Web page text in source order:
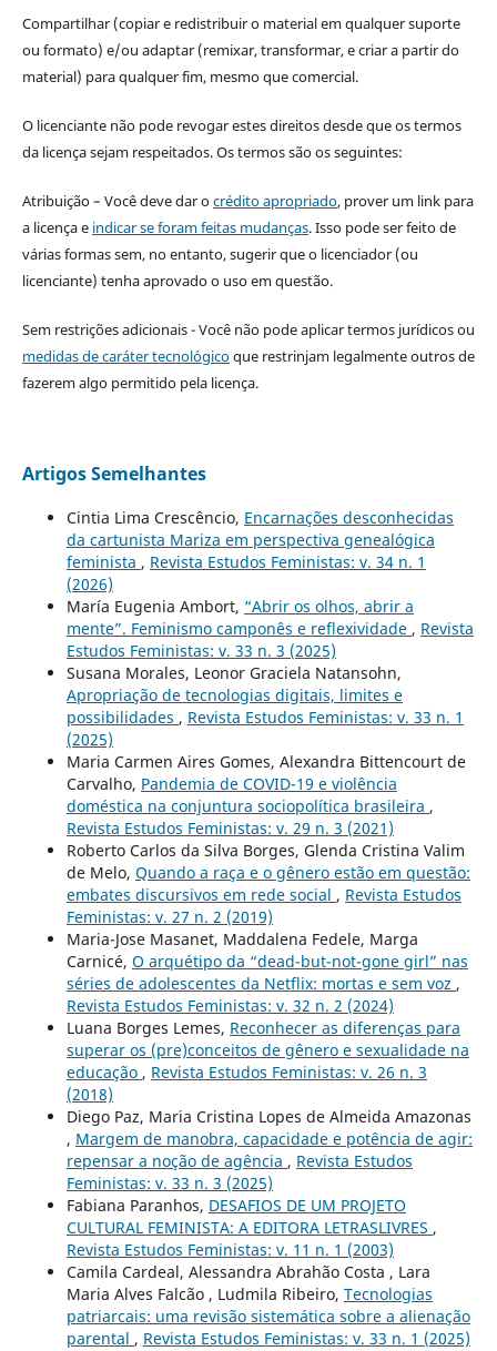
Compartilhar (copiar e redistribuir o material em qualquer suporte
ou formato) e/ou adaptar (remixar, transformar, e criar a partir do
material) para qualquer fim, mesmo que comercial.
O licenciante não pode revogar estes direitos desde que os termos
da licença sejam respeitados. Os termos são os seguintes:
Atribuição – Você deve dar ocrédito apropriado, prover um link para
a licença e indicar se foram feitas mudanças. Isso pode ser feito de
várias formas sem, no entanto, sugerir que o licenciador (ou
licenciante) tenha aprovado o uso em questão.
Sem restrições adicionais - Você não pode aplicar termos jurídicos ou
medidas de caráter tecnológicoque restrinjam legalmente outros de
fazerem algo permitido pela licença.
Artigos Semelhantes
Cintia Lima Crescêncio, Encarnações desconhecidas
da cartunista Mariza em perspectiva genealógica
feminista , Revista Estudos Feministas: v. 34 n. 1
(2026)
María Eugenia Ambort, “Abrir os olhos, abrir a
mente”. Feminismo camponês e reflexividade , Revista
Estudos Feministas: v. 33 n. 3 (2025)
Susana Morales, Leonor Graciela Natansohn,
Apropriação de tecnologias digitais, limites e
possibilidades , Revista Estudos Feministas: v. 33 n. 1
(2025)
Maria Carmen Aires Gomes, Alexandra Bittencourt de
Carvalho, Pandemia de COVID-19 e violência
doméstica na conjuntura sociopolítica brasileira ,
Revista Estudos Feministas: v. 29 n. 3 (2021)
Roberto Carlos da Silva Borges, Glenda Cristina Valim
de Melo, Quando a raça e o gênero estão em questão:
embates discursivos em rede social , Revista Estudos
Feministas: v. 27 n. 2 (2019)
Maria-Jose Masanet, Maddalena Fedele, Marga
Carnicé, O arquétipo da “dead-but-not-gone girl” nas
séries de adolescentes da Netflix: mortas e sem voz ,
Revista Estudos Feministas: v. 32 n. 2 (2024)
Luana Borges Lemes, Reconhecer as diferenças para
superar os (pre)conceitos de gênero e sexualidade na
educação , Revista Estudos Feministas: v. 26 n. 3
(2018)
Diego Paz, Maria Cristina Lopes de Almeida Amazonas
, Margem de manobra, capacidade e potência de agir:
repensar a noção de agência , Revista Estudos
Feministas: v. 33 n. 3 (2025)
Fabiana Paranhos, DESAFIOS DE UM PROJETO
CULTURAL FEMINISTA: A EDITORA LETRASLIVRES ,
Revista Estudos Feministas: v. 11 n. 1 (2003)
Camila Cardeal, Alessandra Abrahão Costa , Lara
Maria Alves Falcão , Ludmila Ribeiro, Tecnologias
patriarcais: uma revisão sistemática sobre a alienação
parental , Revista Estudos Feministas: v. 33 n. 1 (2025)